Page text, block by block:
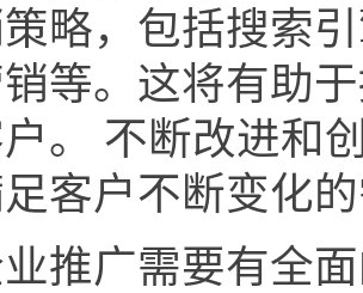
略，包括搜索
等。这将有助
。 不断改进和
客户不断变化
推广需要有全